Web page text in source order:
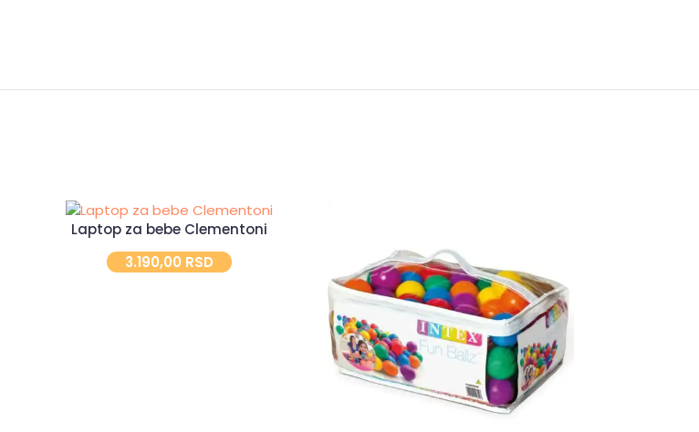
Laptop za bebe Clementoni
3.190,00 RSD